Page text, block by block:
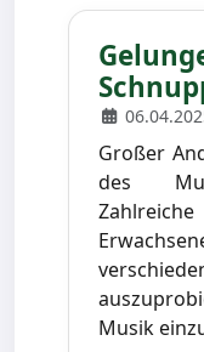
Großer
des
Musik